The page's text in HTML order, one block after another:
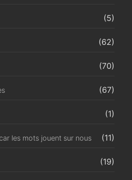
(5)
(62)
(70)
(67)
(1)
les mots jouent sur nous (11)
(19)